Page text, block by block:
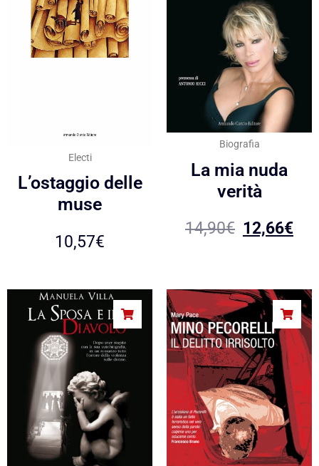
Electi
L’ostaggio delle
muse
10,57€
Biografia
La mia nuda
verità
14,90€ 12,66€